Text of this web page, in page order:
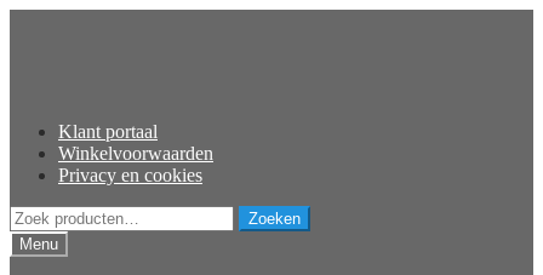
Klant portaal
Winkelvoorwaarden
Privacy en cookies
Zoeken
naar:
Zoeken
Menu